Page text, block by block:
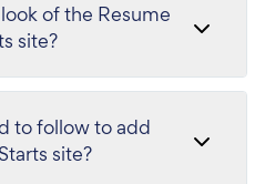
of the Resume
site?
to follow to add
site?